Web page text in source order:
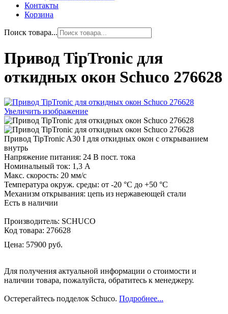
Контакты
Корзина
Поиск товара...
Привод TipTronic для
откидных окон Schuco 276628
Увеличить изображение
Привод TipTronic A30 I для откидных окон с открыванием
внутрь
Напряжение питания: 24 В пост. тока
Номинальный ток: 1,3 А
Макс. скорость: 20 мм/с
Температура окруж. среды: от -20 °C до +50 °C
Механизм открывания: цепь из нержавеющей стали
Есть в наличии
Производитель: SCHUCO
Код товара: 276628
Цена: 57900 руб.
Для получения актуальной информации о стоимости и
наличии товара, пожалуйста, обратитесь к менеджеру.
Остерегайтесь подделок Schuco. Подробнее...